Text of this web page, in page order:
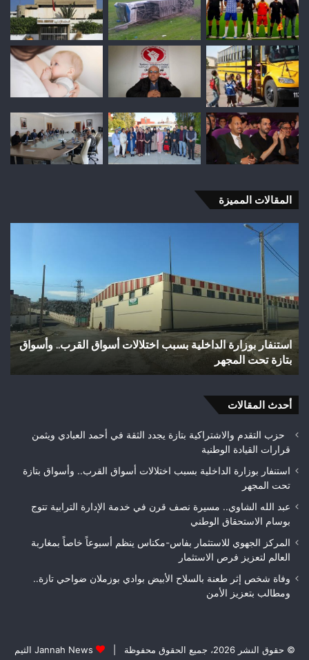
المقالات المميزة
القرب.. وأسواق
بالسلاح
الأبيض
بوادي
بوزملان
ضواحي
تازة..
ومطالب
الأمن
وفاة شخص إثر طعنة بالسلاح الأبيض بوادي
تازة.. ومطالب بتعزيز الأمن
أحدث المقالات
حزب التقدم والاشتراكية بتازة يجدد الثقة في أحمد العبادي ويثمن
قرارات القيادة الوطنية
استنفار بوزارة الداخلية بسبب اختلالات أسواق القرب.. وأسواق بتازة
تحت المجهر
عبد الله الشاوي.. مسيرة نصف قرن في خدمة الإدارة الترابية تتوج
بوسام الاستحقاق الوطني
المركز الجهوي للاستثمار بفاس-مكناس ينظم أسبوعاً خاصاً بمغاربة
العالم لتعزيز فرص الاستثمار
وفاة شخص إثر طعنة بالسلاح الأبيض بوادي بوزملان ضواحي تازة..
ومطالب بتعزيز الأمن
© حقوق النشر 2026، جميع الحقوق محفوظة | Jannah News الثيم